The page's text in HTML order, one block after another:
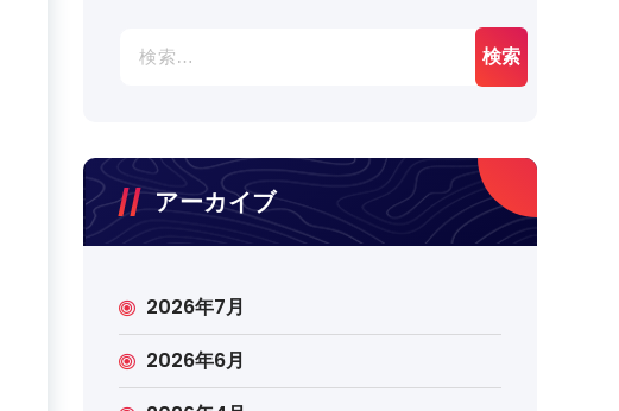
索:
アーカイブ
2026年7月
2026年6月